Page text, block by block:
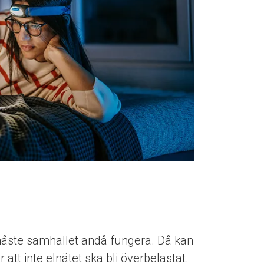
samhället ändå fungera. Då kan
att inte elnätet ska bli överbelastat.